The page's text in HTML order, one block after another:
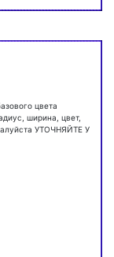
цвета
ширина, цвет,
УТОЧНЯЙТЕ У